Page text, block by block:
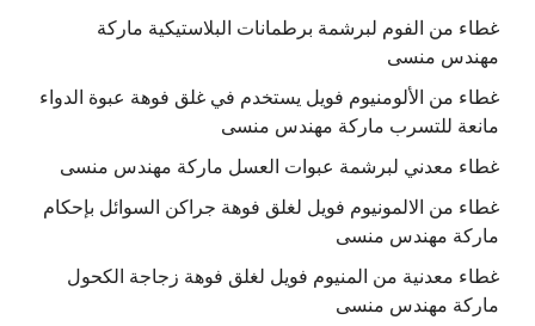
غطاء من الفوم لبرشمة برطمانات البلاستيكية ماركة
مهندس منسى
غطاء من الألومنيوم فويل يستخدم في غلق فوهة عبوة الدواء
مانعة للتسرب ماركة مهندس منسى
غطاء معدني لبرشمة عبوات العسل ماركة مهندس منسى
غطاء من الالمونيوم فويل لغلق فوهة جراكن السوائل بإحكام
ماركة مهندس منسى
غطاء معدنية من المنيوم فويل لغلق فوهة زجاجة الكحول
ماركة مهندس منسى